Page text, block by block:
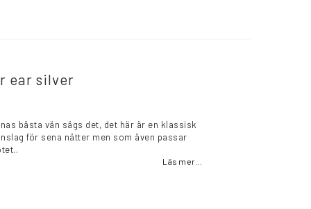
ear silver
bästa vän sägs det, det här är en klassisk
för sena nätter men som även passar
Läs mer...